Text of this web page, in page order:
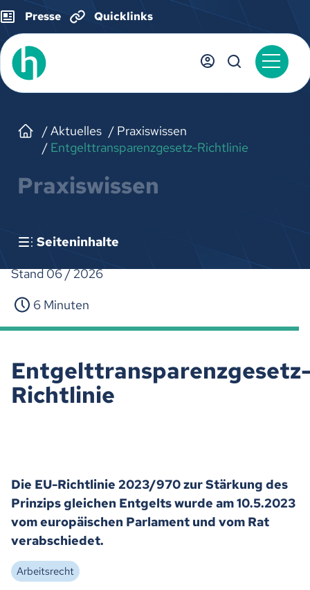
Presse Quicklinks
Aktuelles
Praxiswissen
Entgelttransparenzgesetz-Richtlinie
Praxiswissen
Seiteninhalte
Stand 06 / 2026
6 Minuten
Richtlinie
Die EU-Richtlinie 2023/970 zur Stärkung des
Prinzips gleichen Entgelts wurde am 10.5.2023
vom europäischen Parlament und vom Rat
verabschiedet.
Arbeitsrecht